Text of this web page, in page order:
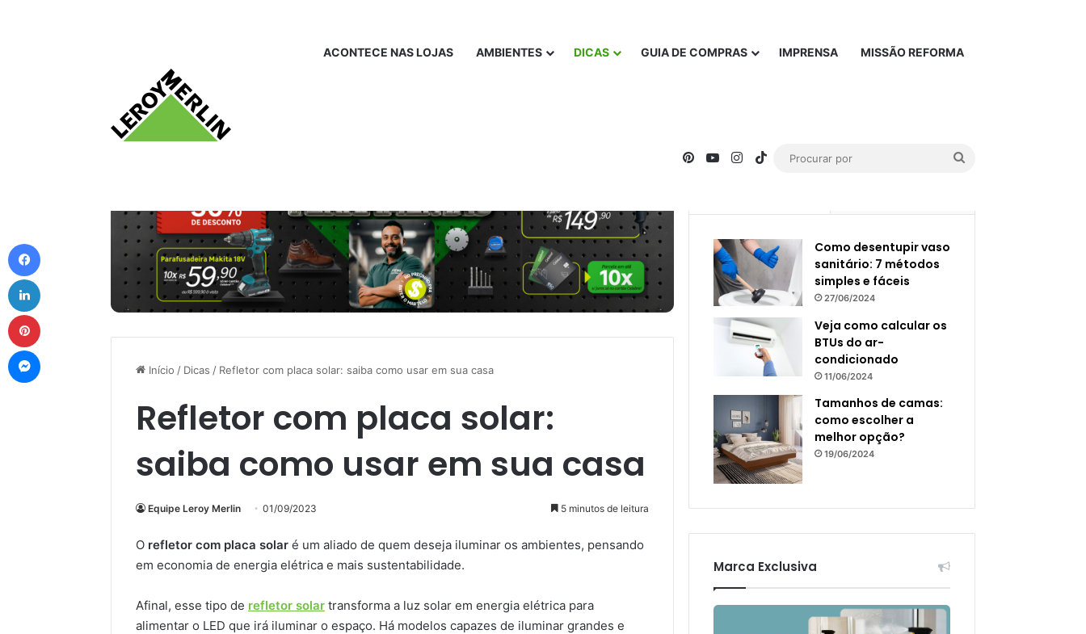
ACONTECE NAS LOJAS AMBIENTES DICAS GUIA DE COMPRAS IMPRENSA MISSÃO REFORMA
PinterestYouTubeInstagram
TikTok
Início / Dicas / Refletor com placa solar: saiba como usar em sua casa
Refletor com placa solar:
saiba como usar em sua casa
Equipe Leroy Merlin 01/09/2023 5 minutos de leitura
O refletor com placa solar é um aliado de quem deseja iluminar os ambientes, pensando
em economia de energia elétrica e mais sustentabilidade.
Afinal, esse tipo de refletor solar transforma a luz solar em energia elétrica para
alimentar o LED que irá iluminar o espaço. Há modelos capazes de iluminar grandes e
Como desentupir vaso
sanitário: 7 métodos
simples e fáceis
27/06/2024
Veja como calcular os
BTUs do ar-
condicionado
11/06/2024
Tamanhos de camas:
como escolher a
melhor opção?
19/06/2024
Marca Exclusiva